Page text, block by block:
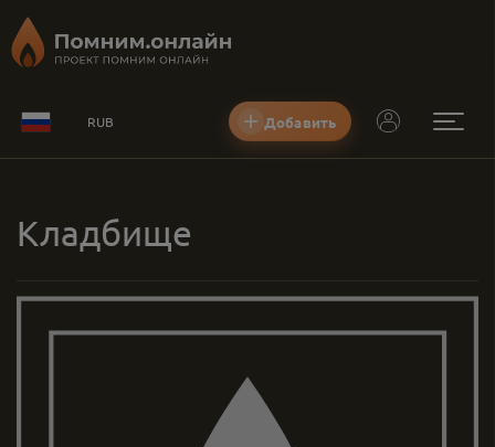
RUB Добавить
Кладбище